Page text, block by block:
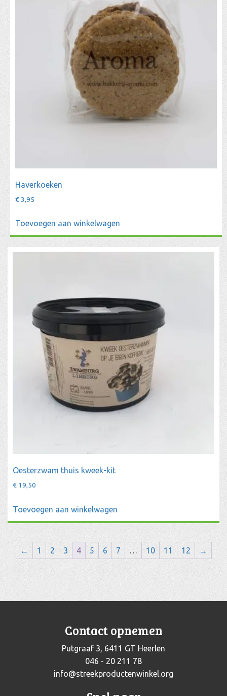
Haverkoeken
€3,95
Toevoegen aan winkelwagen
Oesterzwam thuis kweek-kit
€ 19,50
Toevoegen aan winkelwagen
← 1 2 3 4 5 6 7 … 10 11 12 →
Contact opnemen
Putgraaf 3, 6411 GT Heerlen
046 - 20 211 78
info@streekproductenwinkel.org